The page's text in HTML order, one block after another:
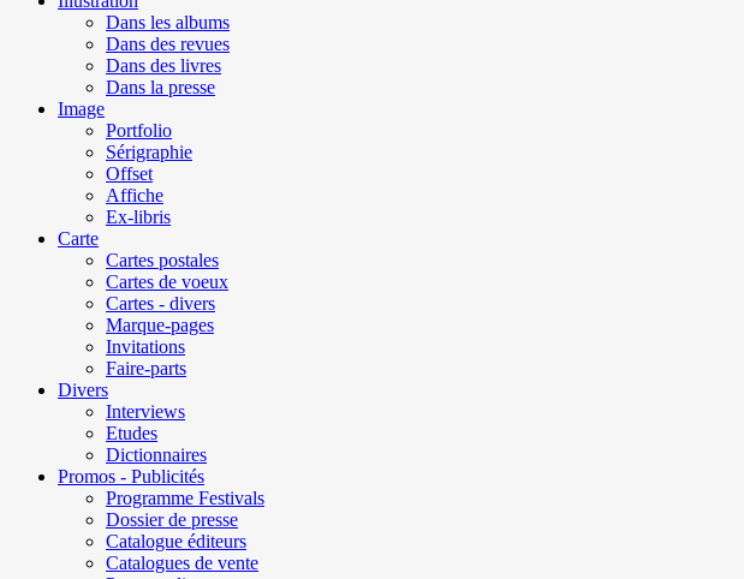
Dans les albums
Dans des revues
Dans des livres
Dans la presse
Image
Portfolio
Sérigraphie
Offset
Affiche
Ex-libris
Carte
Cartes postales
Cartes de voeux
Cartes - divers
Marque-pages
Invitations
Faire-parts
Divers
Interviews
Etudes
Dictionnaires
Promos - Publicités
Programme Festivals
Dossier de presse
Catalogue éditeurs
Catalogues de vente